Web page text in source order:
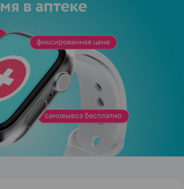
РЕКЛАМА НА САЙТЕ